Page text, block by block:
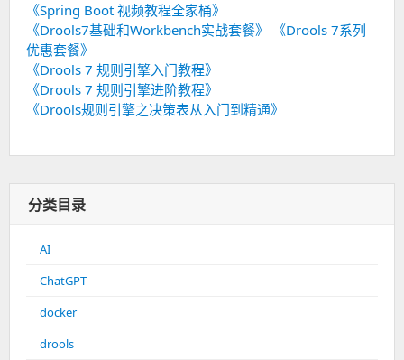
《Spring Boot 视频教程全家桶》
《Drools7基础和Workbench实战套餐》
《Drools 7系列
优惠套餐》
《Drools 7 规则引擎入门教程》
《Drools 7 规则引擎进阶教程》
《Drools规则引擎之决策表从入门到精通》
分类目录
AI
ChatGPT
docker
drools